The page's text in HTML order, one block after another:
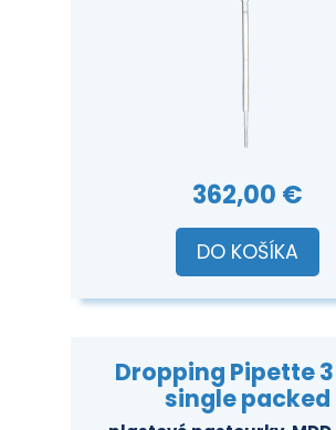
362,00 €
DO KOŠÍKA
Dropping Pipette 3
single packed